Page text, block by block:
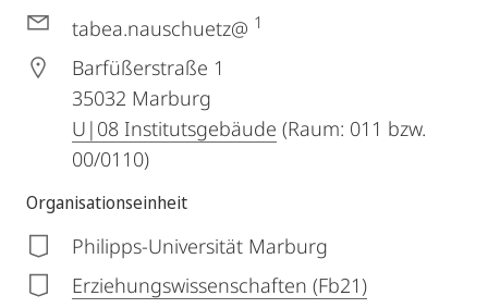
tabea.nauschuetz@ 1
Barfüßerstraße 1
35032 Marburg
U|08 Institutsgebäude (Raum: 011 bzw.
00/0110)
Organisationseinheit
Philipps-Universität Marburg
Erziehungswissenschaften (Fb21)